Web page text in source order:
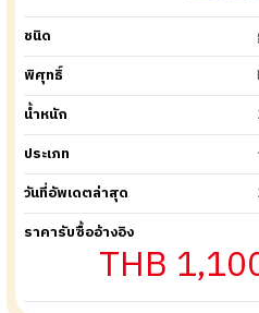
ชนิด
พิศุทธิ์
น้ำหนัก
ประเภท
วันที่อัพเดตล่าสุด
ราคารับซื้ออ้างอิง
THB